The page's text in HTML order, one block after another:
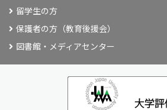
留学生の方
保護者の方（教育後援会）
図書館・メディアセンター